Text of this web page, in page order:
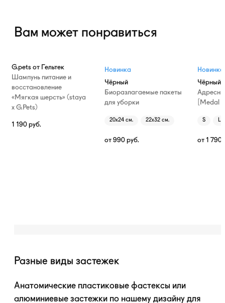
Вам может понравиться
G.pets от Гельтек
Шампунь питание и
восстановление
«Мягкая шерсть» (staya
х G.Pets)
1 190 руб.
Новинка
Чёрный
Биоразлагаемые пакеты
для уборки
20х24 см. 22х32 см.
от 990 руб.
Новинка
Чёрный
[Medal
S L
от 1 790
Разные виды застежек
Анатомические пластиковые фастексы или
алюминиевые застежки по нашему дизайну для